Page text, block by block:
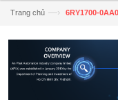
Trang chủ —› 6RY1700-